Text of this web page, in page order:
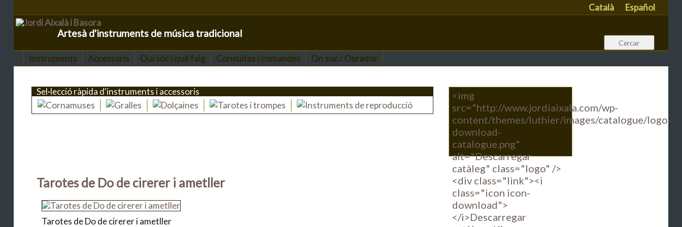
Català Español
Artesà d'instruments de música tradicional
Instruments Accessoris Qui sóc i què faig Consultes i comandes On soc / Obrador
Sel·lecció ràpida d'instruments i accessoris
<img
src="http://www.jordiaixala.com/wp-
content/themes/luthier/images/catalogue/logo-
download-
catalogue.png"
alt="Descarregar
catàleg" class="logo" />
<div class="link"><i
class="icon icon-
download">
</i>Descarregar
Tarotes de Do de cirerer i ametller
Tarotes de Do de cirerer i ametller